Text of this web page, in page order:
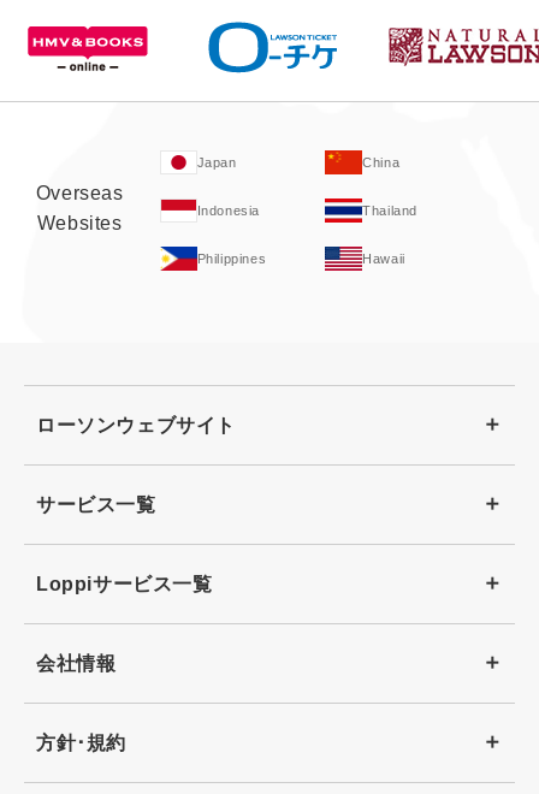
Overseas
Websites
Japan China
Indonesia Thailand
Philippines Hawaii
ローソンウェブサイト
サービス一覧
Loppiサービス一覧
会社情報
方針･規約